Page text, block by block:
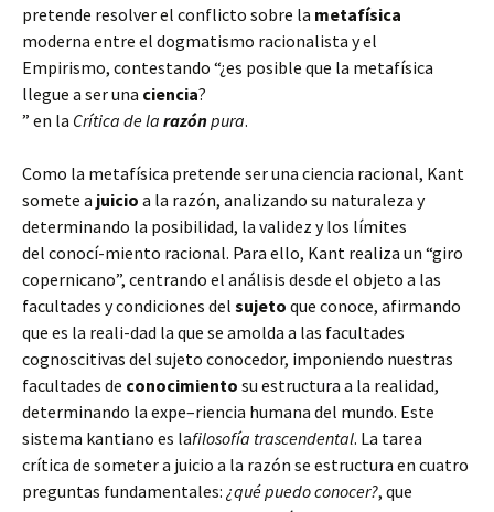
pretende resolver el conflicto sobre la metafísica
moderna entre el dogmatismo racionalista y el
Empirismo, contestando “¿es posible que la metafísica
llegue a ser una ciencia?
” en la Crítica de la razónpura.
Como la metafísica pretende ser una ciencia racional, Kant
somete a juicio a la razón, analizando su naturaleza y
determinando la posibilidad, la validez y los límites
del conocí-miento racional. Para ello, Kant realiza un “giro
copernicano”, centrando el análisis desde el objeto a las
facultades y condiciones del sujeto que conoce, afirmando
que es la reali-dad la que se amolda a las facultades
cognoscitivas del sujeto conocedor, imponiendo nuestras
facultades de conocimiento su estructura a la realidad,
determinando la expe–riencia humana del mundo. Este
sistema kantiano es lafilosofía trascendental. La tarea
crítica de someter a juicio a la razón se estructura en cuatro
preguntas fundamentales: ¿qué puedo conocer?, que